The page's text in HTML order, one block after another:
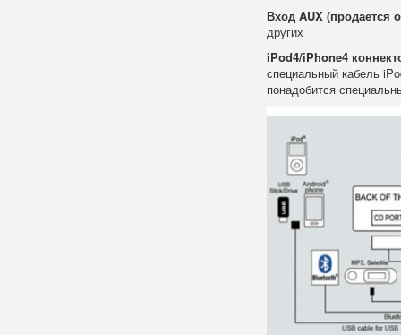
Вход AUX (продается
других
iPod4/iPhone4
специальный кабель
понадобится